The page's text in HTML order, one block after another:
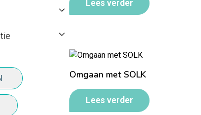
Lees verder
Omgaan met SOLK
Lees verder